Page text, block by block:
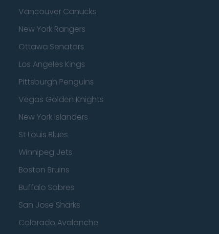
Vancouver Canucks
New York Rangers
Ottawa Senators
Los Angeles Kings
Pittsburgh Penguins
Vegas Golden Knights
New York Islanders
St Louis Blues
Winnipeg Jets
Boston Bruins
Buffalo Sabres
San Jose Sharks
Colorado Avalanche